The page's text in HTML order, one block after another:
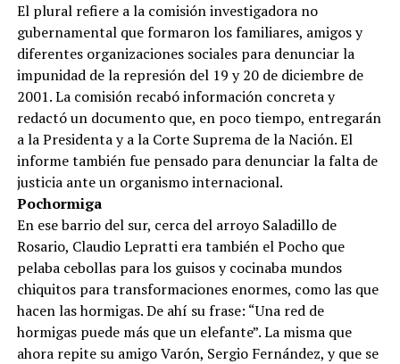
El plural refiere a la comisión investigadora no
gubernamental que formaron los familiares, amigos y
diferentes organizaciones sociales para denunciar la
impunidad de la represión del 19 y 20 de diciembre de
2001. La comisión recabó información concreta y
redactó un documento que, en poco tiempo, entregarán
a la Presidenta y a la Corte Suprema de la Nación. El
informe también fue pensado para denunciar la falta de
justicia ante un organismo internacional.
Pochormiga
En ese barrio del sur, cerca del arroyo Saladillo de
Rosario, Claudio Lepratti era también el Pocho que
pelaba cebollas para los guisos y cocinaba mundos
chiquitos para transformaciones enormes, como las que
hacen las hormigas. De ahí su frase: “Una red de
hormigas puede más que un elefante”. La misma que
ahora repite su amigo Varón, Sergio Fernández, y que se